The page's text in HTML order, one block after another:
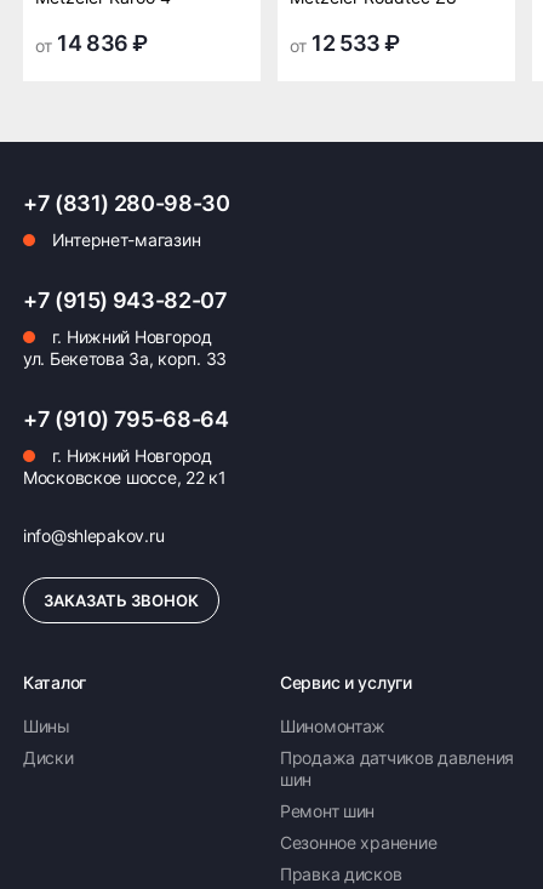
компании в Нижнем
компании в Нижнем
Возможна картой, наличными при получении,
также доступно оформление кредита и
формирование счёта для Юр.Лица
ПОДРОБНЕЕ ОБ ОПЛАТЕ
от 14 836 ₽ от 12 533 ₽
+7 (831) 280-98-30
Интернет-магазин
+7 (915) 943-82-07
г. Нижний Новгород
ул. Бекетова 3а, корп. 33
+7 (910) 795-68-64
г. Нижний Новгород
Московское шоссе, 22 к1
info@shlepakov.ru
ЗАКАЗАТЬ ЗВОНОК
Каталог
Шины
Диски
Сервис и услуги
Шиномонтаж
Продажа датчиков давления
шин
Ремонт шин
Сезонное хранение
Правка дисков